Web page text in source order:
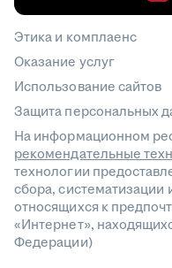
Этика и комплаенс
Оказание услуг
Использование сайтов
Защита персональных
На информационном
рекомендательные
технологии
сбора, систематизации
относящихся к
«Интернет»,
Федерации)